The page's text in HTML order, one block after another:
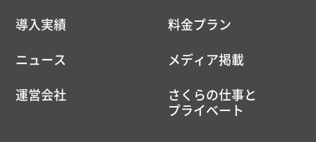
導入実績
料金プラン
ニュース
メディア掲載
運営会社
さくらの仕事と
プライベート